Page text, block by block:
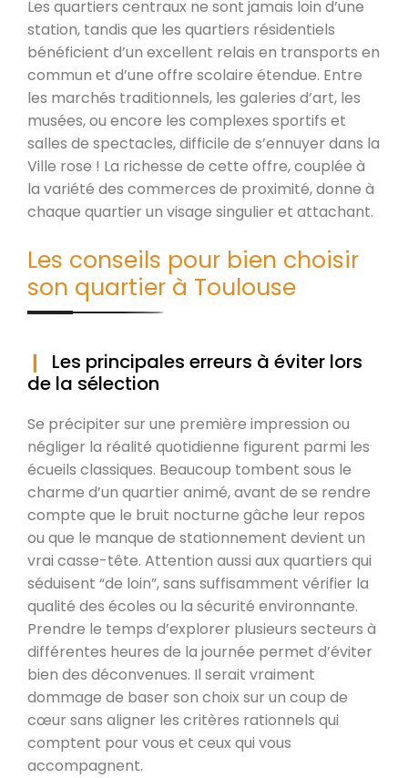
Les quartiers centraux ne sont jamais loin d’une
station, tandis que les quartiers résidentiels
bénéficient d’un excellent relais en transports en
commun et d’une offre scolaire étendue. Entre
les marchés traditionnels, les galeries d’art, les
musées, ou encore les complexes sportifs et
salles de spectacles, difficile de s’ennuyer dans la
Ville rose ! La richesse de cette offre, couplée à
la variété des commerces de proximité, donne à
chaque quartier un visage singulier et attachant.
Les conseils pour bien choisir
son quartier à Toulouse
Les principales erreurs à éviter lors
de la sélection
Se précipiter sur une première impression ou
négliger la réalité quotidienne figurent parmi les
écueils classiques. Beaucoup tombent sous le
charme d’un quartier animé, avant de se rendre
compte que le bruit nocturne gâche leur repos
ou que le manque de stationnement devient un
vrai casse-tête. Attention aussi aux quartiers qui
séduisent “de loin”, sans suffisamment vérifier la
qualité des écoles ou la sécurité environnante.
Prendre le temps d’explorer plusieurs secteurs à
différentes heures de la journée permet d’éviter
bien des déconvenues. Il serait vraiment
dommage de baser son choix sur un coup de
cœur sans aligner les critères rationnels qui
comptent pour vous et ceux qui vous
accompagnent.